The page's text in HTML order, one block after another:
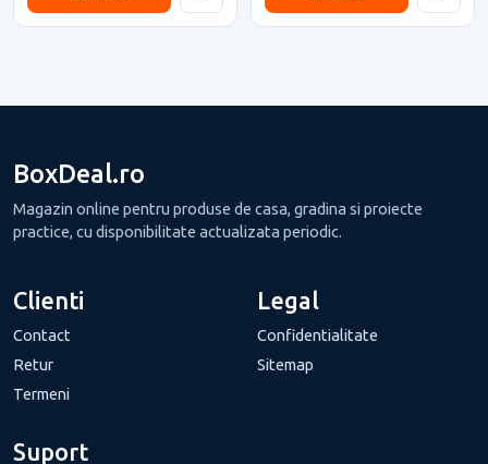
BoxDeal.ro
Magazin online pentru produse de casa, gradina si proiecte
practice, cu disponibilitate actualizata periodic.
Clienti
Contact
Retur
Termeni
Legal
Confidentialitate
Sitemap
Suport